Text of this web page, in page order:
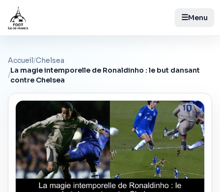
☰Menu
Accueil/Chelsea
/
La magie intemporelle de Ronaldinho : le but dansant
contre Chelsea